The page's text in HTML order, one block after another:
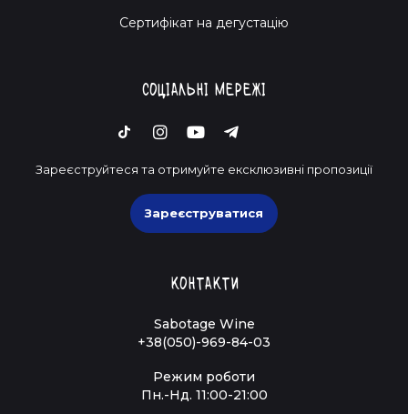
Cертифікат на дегустацію
Соціальні мережі
Зареєструйтеся та отримуйте ексклюзивні пропозиції
Зареєструватися
Контакти
Sabotage Wine
+38(050)-969-84-03
Режим роботи
Пн.-Нд. 11:00-21:00